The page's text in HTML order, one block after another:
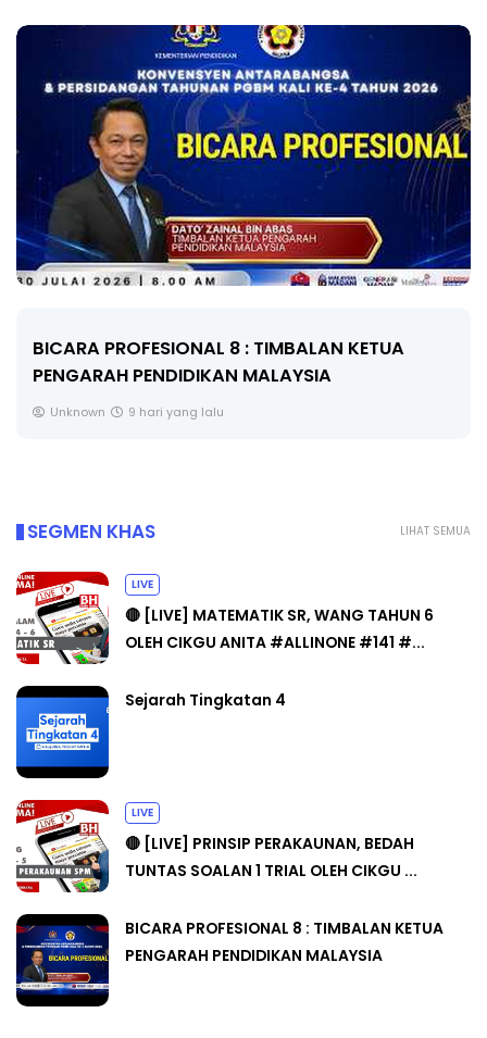
BICARA PROFESIONAL 8 : TIMBALAN KETUA
PENGARAH PENDIDIKAN MALAYSIA
Unknown 9 hari yang lalu
LIHAT SEMUA
SEGMEN KHAS
LIVE
🔴 [LIVE] MATEMATIK SR, WANG TAHUN 6
OLEH CIKGU ANITA #ALLINONE #141 #...
Sejarah Tingkatan 4
LIVE
🔴 [LIVE] PRINSIP PERAKAUNAN, BEDAH
TUNTAS SOALAN 1 TRIAL OLEH CIKGU ...
BICARA PROFESIONAL 8 : TIMBALAN KETUA
PENGARAH PENDIDIKAN MALAYSIA